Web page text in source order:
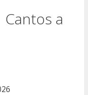
Cantos a